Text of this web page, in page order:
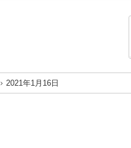
Home
2021年1月16日